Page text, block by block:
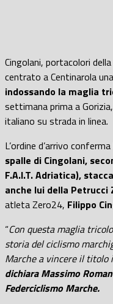
Cingolani, portacolori
centrato a Centinarola
indossando la maglia
settimana prima a
italiano su strada in linea.
L’ordine d’arrivo
spalle di Cingolani,
F.A.I.T. Adriatica),
anche lui della Petrucci
atleta Zero24, Filippo
“Con questa maglia
storia del ciclismo
Marche a vincere il titolo
dichiara Massimo
Federciclismo Marche.